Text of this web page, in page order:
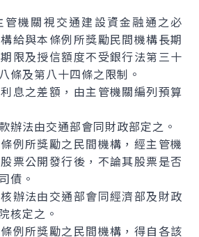
關視交通建設資金融通之必
給與本條例所獎勵民間機構長期
限及授信額度不受銀行法第三十
條及第八十四條之限制。
息之差額，由主管機關編列預算
辦法由交通部會同財政部定之。
所獎勵之民間機構，經主管機
票公開發行後，不論其股票是否
債。
辦法由交通部會同經濟部及財政
核定之。
所獎勵之民間機構，得自各該